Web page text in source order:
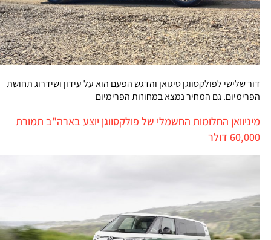
דור שלישי לפולקסווגן טיגואן והדגש הפעם הוא על עידון ושידרוג תחושת
הפרימיום. גם המחיר נמצא במחוזות הפרימיום
מיניוואן החלומות החשמלי של פולקסווגן יוצע בארה"ב תמורת
60,000 דולר